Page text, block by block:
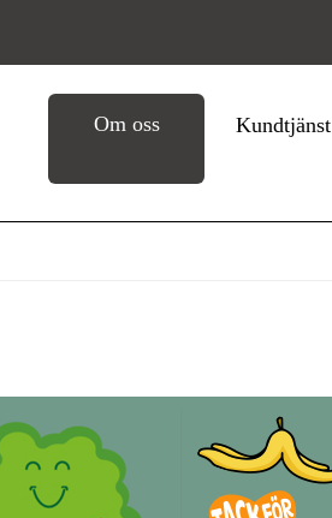
Om oss Kundtjänst